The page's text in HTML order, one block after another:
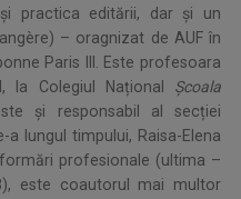
practica editării, dar și un
– oragnizat de AUF în
Paris III. Este profesoara
la Colegiul Național Școala
şi responsabil al secției
lungul timpului, Raisa-Elena
profesionale (ultima –
este coautorul mai multor